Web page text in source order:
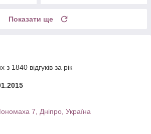
Показати ще
1840 відгуків за рік
7, Дніпро, Україна